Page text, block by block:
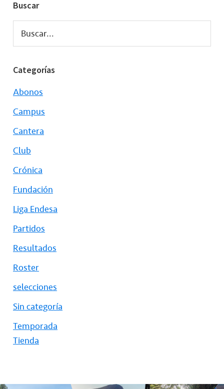
Buscar
Buscar...
Categorías
Abonos
Campus
Cantera
Club
Crónica
Fundación
Liga Endesa
Partidos
Resultados
Roster
selecciones
Sin categoría
Temporada
Tienda